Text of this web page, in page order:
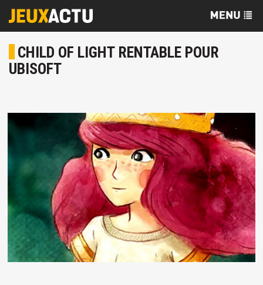
CHILD OF LIGHT RENTABLE POUR
UBISOFT